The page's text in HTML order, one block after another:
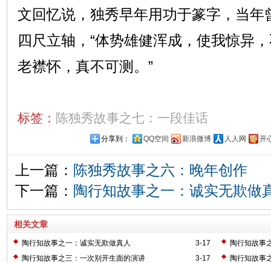
文回忆说，独秀早年用功于篆字，当年
四尺立轴，“体势雄健浑成，使我惊异
老襟怀，真不可测。”
标签： 陈独秀故事之七：一段佳话
分享到： QQ空间 新浪微博 人人网 开
上一篇： 陈独秀故事之六：晚年创作
下一篇： 陶行知故事之一：诚实无欺做
相关文章
3-17
陶行知故事之一：诚实无欺做真人
陶行知故事
3-17
陶行知故事之三：一次别开生面的演讲
陶行知故事